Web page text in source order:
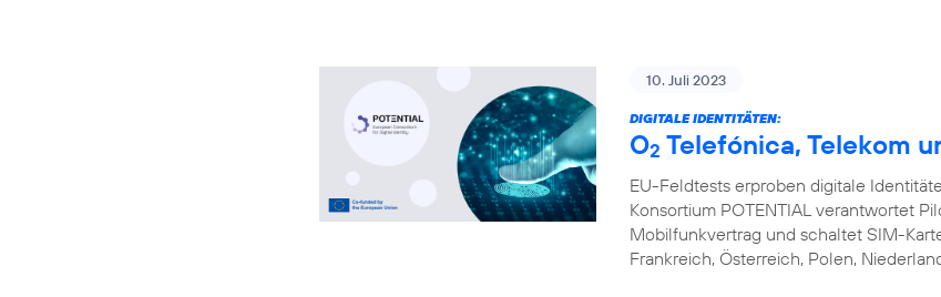
10. Juli 2023
DIGITALE IDENTITÄTEN:
O2 Telefónica, Telekom
EU-Feldtests erproben digitale
Konsortium POTENTIAL verantwortet
Mobilfunkvertrag und schaltet SIM-
Frankreich, Österreich, Polen,